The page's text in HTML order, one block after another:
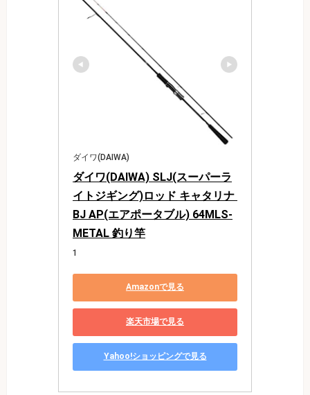
ダイワ(DAIWA)
ダイワ(DAIWA) SLJ(スーパーラ
イトジギング)ロッド キャタリナ
BJ AP(エアポータブル) 64MLS-
METAL 釣り竿
1
Amazonで見る
楽天市場で見る
Yahoo!ショッピングで見る